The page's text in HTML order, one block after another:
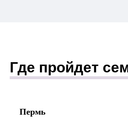
Где пройдет
Пермь